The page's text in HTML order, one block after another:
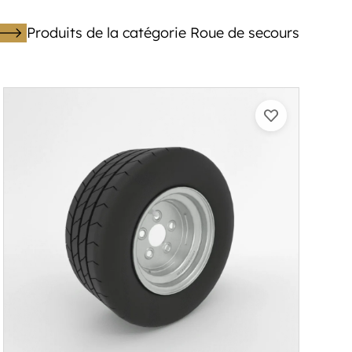
Produits de la catégorie Roue de secours